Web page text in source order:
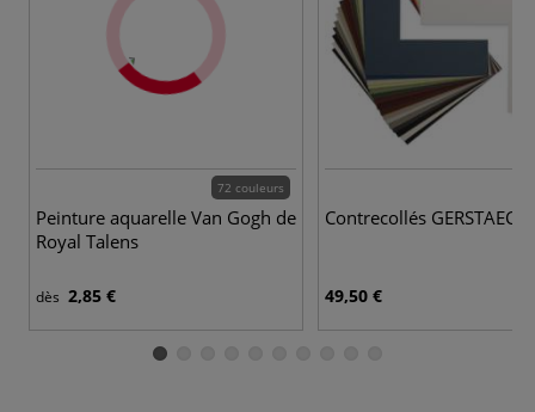
72 couleurs
Peinture aquarelle Van Gogh de
Royal Talens
dès 2,85 €
Contrecollés
49,50 €